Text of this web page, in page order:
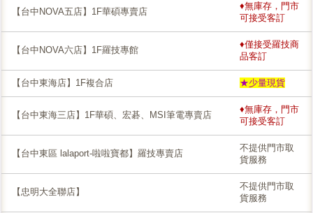
【台中NOVA五店】1F華碩專賣店
♦無庫存，門市
可接受客訂
【台中NOVA六店】1F羅技專館
♦僅接受羅技商
品客訂
【台中東海店】1F複合店 ★少量現貨
【台中東海三店】1F華碩、宏碁、MSI筆電專賣店
♦無庫存，門市
可接受客訂
【台中東區 lalaport-啦啦寶都】羅技專賣店
不提供門市取
貨服務
【忠明大全聯店】
不提供門市取
貨服務